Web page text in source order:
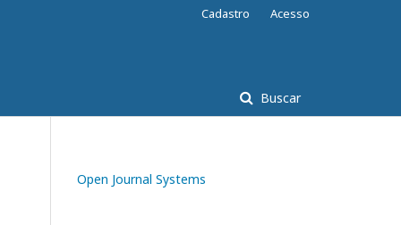
Buscar
Cadastro Acesso
Open Journal Systems